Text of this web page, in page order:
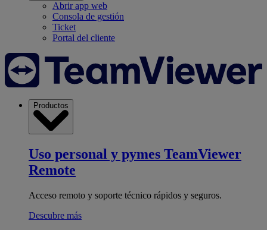
Abrir app web
Consola de gestión
Ticket
Portal del cliente
Productos
Uso personal y pymes TeamViewer
Remote
Acceso remoto y soporte técnico rápidos y seguros.
Descubre más